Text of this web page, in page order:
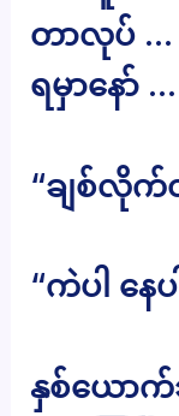
တာလုပ် …
ရမှာနော်
“ချစ်လို
“ကဲပါ နေ
နှစ်ယော